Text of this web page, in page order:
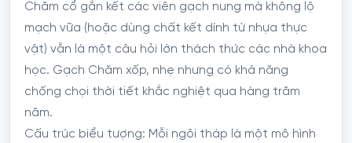
Chăm cổ gắn kết các viên gạch nung mà không lộ
mạch vữa (hoặc dùng chất kết dính từ nhựa thực
vật) vẫn là một câu hỏi lớn thách thức các nhà khoa
học. Gạch Chăm xốp, nhẹ nhưng có khả năng
chống chọi thời tiết khắc nghiệt qua hàng trăm
năm.
Cấu trúc biểu tượng: Mỗi ngôi tháp là một mô hình